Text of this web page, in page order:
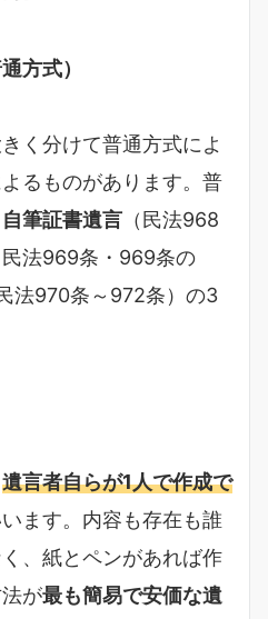
方式）
く分けて普通方式によ
るものがあります。普
自筆証書遺言 （民法968
民法969条・969条の
民法970条～972条）の3
遺言者自らが1人で作成で
ます。内容も存在も誰
、紙とペンがあれば作
が最も簡易で安価な遺